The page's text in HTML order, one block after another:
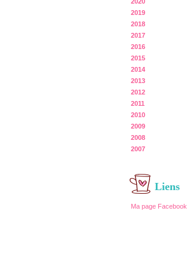
2019
2018
2017
2016
2015
2014
2013
2012
2011
2010
2009
2008
2007
Liens
Ma page Facebook